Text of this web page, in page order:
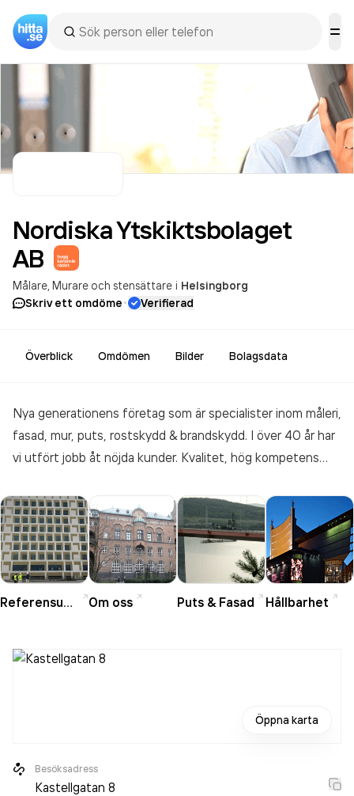
Nordiska Ytskiktsbolaget
AB
Målare Murare och stensättare i Helsingborg
Skriv ett omdöme· Verifierad
Överblick Omdömen Bilder Bolagsdata
Nya generationens företag som är specialister inom måleri,
fasad, mur, puts, rostskydd & brandskydd. I över 40 år har
vi utfört jobb åt nöjda kunder. Kvalitet, hög kompetens
rykte. Vi är det lokala måleriföretaget som täcker hela
kuststräckan från Göteborg i norr till Malmö i söder.
Referensuppdrag Om oss Puts & Fasad Hållbarhet
Öppna karta
Besöksadress
Kastellgatan 8